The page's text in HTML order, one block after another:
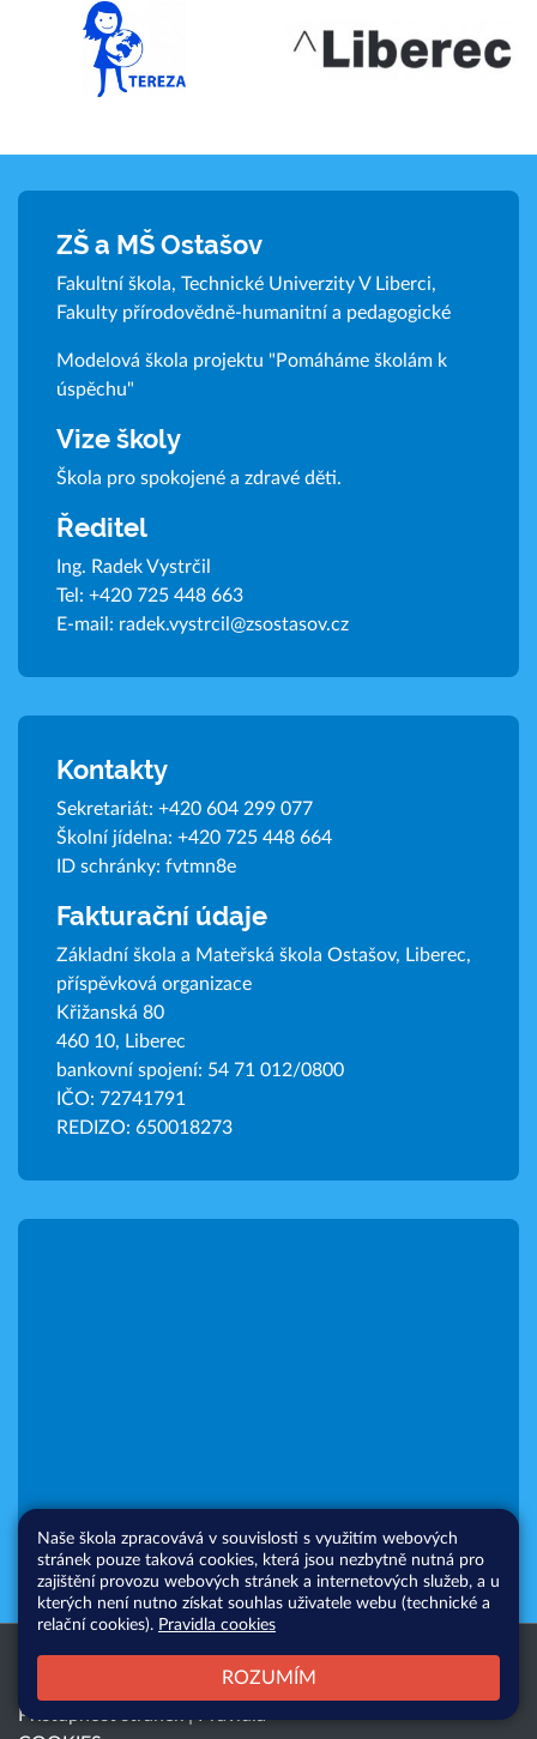
ZŠ a MŠ Ostašov
Fakultní škola, Technické Univerzity V Liberci,
Fakulty přírodovědně-humanitní a pedagogické
Modelová škola projektu "Pomáháme školám k
úspěchu"
Vize školy
Škola pro spokojené a zdravé děti.
Ředitel
Ing. Radek Vystrčil
Tel: +420 725 448 663
E-mail: radek.vystrcil@zsostasov.cz
Kontakty
Sekretariát: +420 604 299 077
Školní jídelna: +420 725 448 664
ID schránky: fvtmn8e
Fakturační údaje
Základní škola a Mateřská škola Ostašov, Liberec,
příspěvková organizace
Křižanská 80
460 10, Liberec
bankovní spojení: 54 71 012/0800
IČO: 72741791
REDIZO: 650018273
Všechna práva vyhrazena. Copyright
|Přihlásit|
Přístupnost stránek|Pravidla
Web školy
Naše škola zpracovává v souvislosti s využitím webových
stránek pouze taková cookies, která jsou nezbytně nutná pro
zajištění provozu webových stránek a internetových služeb, a u
kterých není nutno získat souhlas uživatele webu (technické a
relační cookies). Pravidla cookies
ROZUMÍM